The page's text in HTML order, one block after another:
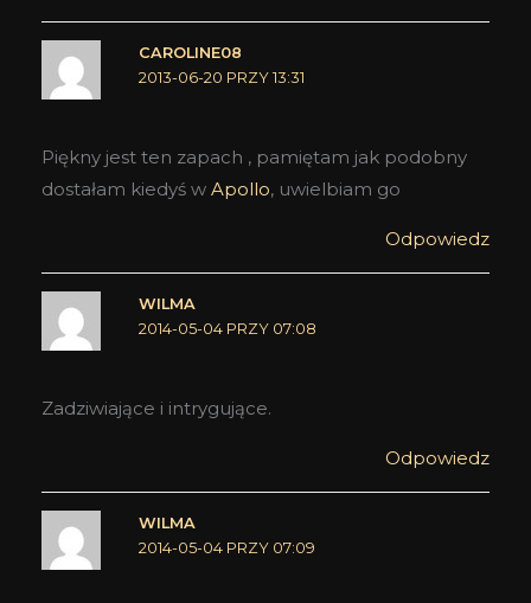
CAROLINE08
2013-06-20 PRZY 13:31
Piękny jest ten zapach , pamiętam jak podobny
dostałam kiedyś w Apollo, uwielbiam go
Odpowiedz
WILMA
2014-05-04 PRZY 07:08
Zadziwiające i intrygujące.
Odpowiedz
WILMA
2014-05-04 PRZY 07:09